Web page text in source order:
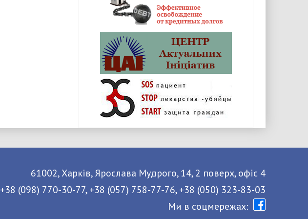
61002, Харків, Ярослава Мудрого, 14, 2 поверх, офіс 4
+38 (098) 770-30-77, +38 (057) 758-77-76, +38 (050) 323-83-03
Ми в соцмережах: